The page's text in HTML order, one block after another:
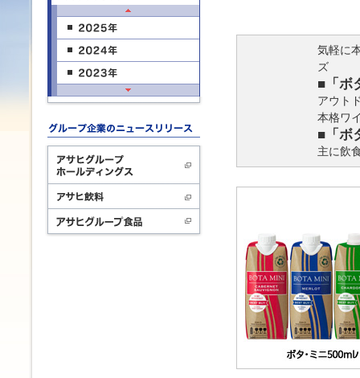
気軽に
ズ
■「ボ
アウト
本格ワ
■「ボ
主に飲